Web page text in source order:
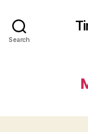
Search